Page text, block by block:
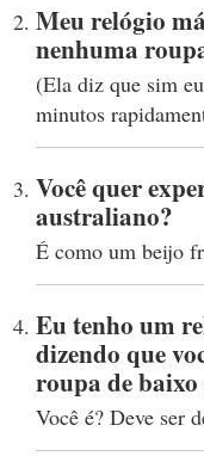
Meu relógio
nenhuma
(Ela diz que sim
minutos
Você quer
australiano?
É como um beijo
Eu tenho um
dizendo que
roupa de
Você é? Deve ser